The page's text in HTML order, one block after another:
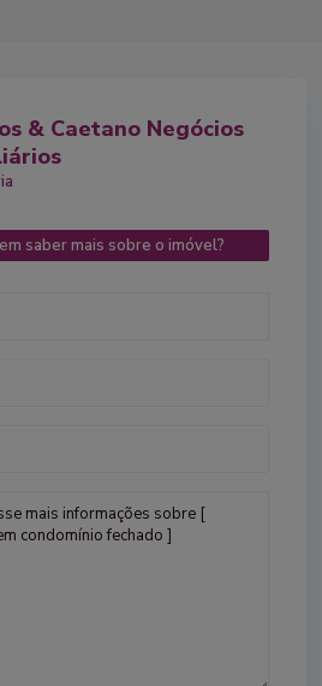
& Caetano Negócios
saber mais sobre o imóvel?